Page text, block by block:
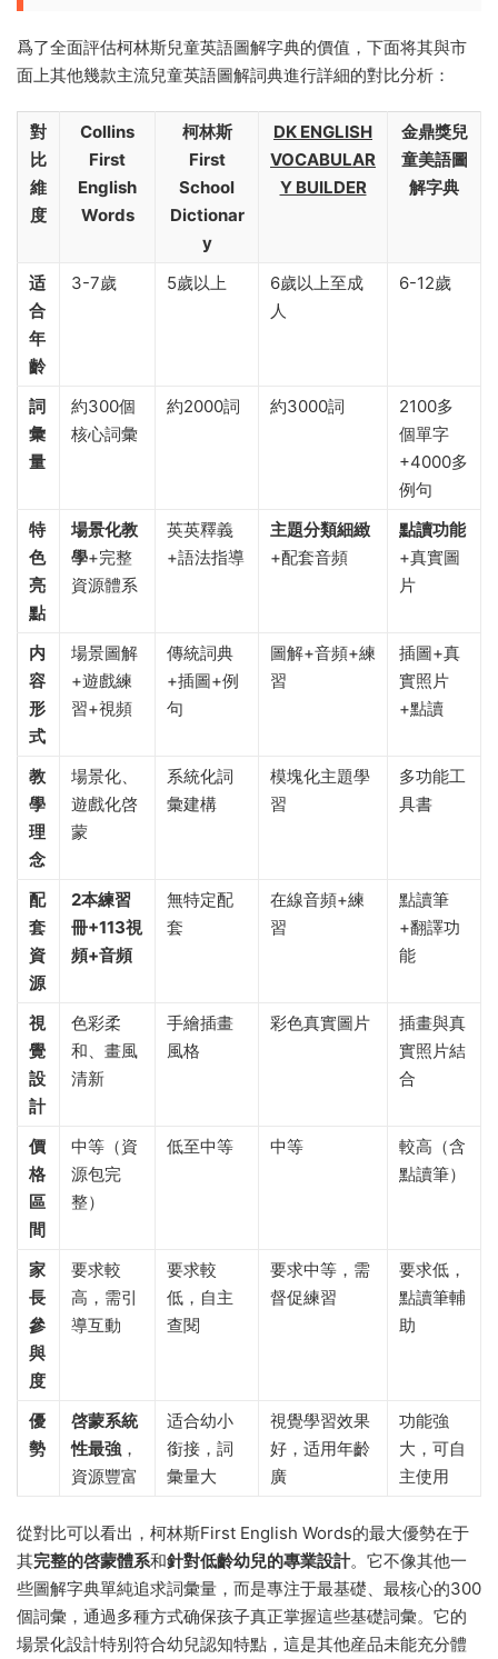
爲了全面評估柯林斯兒童英語圖解字典的價值，下面将其與市
面上其他幾款主流兒童英語圖解詞典進行詳細的對比分析：
對
比
維
度
Collins
First
English
Words
柯林斯
First
School
Dictionar
y
DK ENGLISH
VOCABULAR
Y BUILDER
金鼎獎兒
童美語圖
解字典
适
合
年
齡
3-7歲 5歲以上
6歲以上至成
人
6-12歲
詞
彙
量
約300個
核心詞彙
約2000詞 約3000詞
2100多
個單字
+4000多
例句
特
色
亮
點
場景化教
學+完整
資源體系
英英釋義
+語法指導
主題分類細緻
+配套音頻
點讀功能
+真實圖
片
内
容
形
式
場景圖解
+遊戲練
習+視頻
傳統詞典
+插圖+例
句
圖解+音頻+練
習
插圖+真
實照片
+點讀
教
學
理
念
場景化、
遊戲化啓
蒙
系統化詞
彙建構
模塊化主題學
習
多功能工
具書
配
套
資
源
2本練習
冊+113視
頻+音頻
無特定配
套
在線音頻+練
習
點讀筆
+翻譯功
能
視
覺
設
計
色彩柔
和、畫風
清新
手繪插畫
風格
彩色真實圖片
插畫與真
實照片結
合
價
格
區
間
中等（資
源包完
整）
低至中等 中等
較高（含
點讀筆）
家
長
參
與
度
要求較
高，需引
導互動
要求較
低，自主
查閱
要求中等，需
督促練習
要求低，
點讀筆輔
助
優
勢
啓蒙系統
性最強 ，
資源豐富
适合幼小
銜接，詞
彙量大
視覺學習效果
好，适用年齡
廣
功能強
大，可自
主使用
從對比可以看出，柯林斯First English Words的最大優勢在于
其完整的啓蒙體系和針對低齡幼兒的專業設計。它不像其他一
些圖解字典單純追求詞彙量，而是專注于最基礎、最核心的300
個詞彙，通過多種方式确保孩子真正掌握這些基礎詞彙。它的
場景化設計特别符合幼兒認知特點，這是其他産品未能充分體